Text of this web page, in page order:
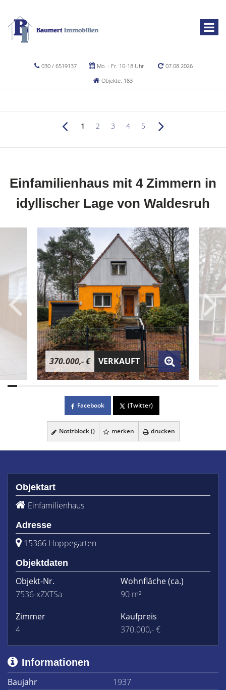
030 / 6519137 Mo. - Fr. 10-18 Uhr
07.08.2026
Objekte: 183
1 2 3 4 5
Einfamilienhaus mit 4 Zimmern in
idyllischer Lage von Waldesruh
370.000,- € VERKAUFT
Facebook (Twitter)
Notizblock () merken drucken
Objektart
Einfamilienhaus
Adresse
15366 Hoppegarten
Objektdaten
Objekt-Nr.
7536-xZXTSa
Wohnfläche(ca.)
90 m²
Zimmer
4
Kaufpreis
370.000,- €
Informationen
Baujahr
1937